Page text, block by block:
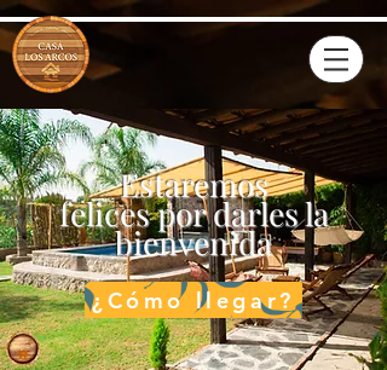
Estaremos
felices por darles la
bienvenida
¿Cómo llegar?